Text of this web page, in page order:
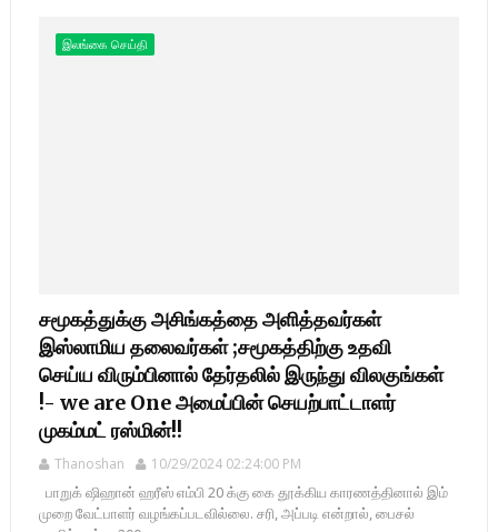
இலங்கை செய்தி
சமூகத்துக்கு அசிங்கத்தை அளித்தவர்கள்
இஸ்லாமிய தலைவர்கள் ;சமூகத்திற்கு உதவி
செய்ய விரும்பினால் தேர்தலில் இருந்து விலகுங்கள்
!- we are One அமைப்பின் செயற்பாட்டாளர்
முகம்மட் ரஸ்மின்!!
Thanoshan 10/29/2024 02:24:00 PM
பாறுக் ஷிஹான் ஹரீஸ் எம்பி 20 க்கு கை தூக்கிய காரணத்தினால் இம்
முறை வேட்பாளர் வழங்கப்படவில்லை. சரி, அப்படி என்றால், பைசல்